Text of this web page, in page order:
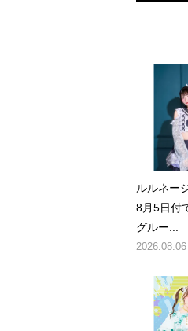
ルルネー
8月5日付
グルー...
2026.08.06